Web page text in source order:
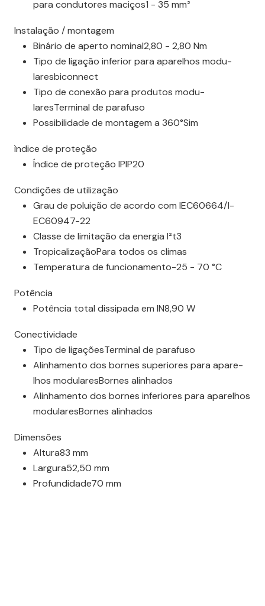
para condu­tores maciços1 - 35 mm²
Insta­lação / montagem
Binário de aperto nominal2,80 - 2,80 Nm
Tipo de ligação infe­rior para apare­lhos modu­
laresbicon­nect
Tipo de conexão para produtos modu­
laresTerminal de para­fuso
Possi­bi­li­dade de montagem a 360°Sim
ìndice de proteção
Índice de proteção IPIP20
Condi­ções de utili­zação
Grau de poluição de acordo com IEC60664/I­
EC60947-22
Classe de limi­tação da energia I²t3
Tropi­ca­li­zaçãoPara todos os climas
Tempe­ra­tura de funci­o­na­mento-25 - 70 °C
Potência
Potência total dissi­pada em IN8,90 W
Conec­ti­vi­dade
Tipo de liga­çõesTerminal de para­fuso
Alinha­mento dos bornes supe­ri­ores para apare­
lhos modu­laresBornes alinhados
Alinha­mento dos bornes infe­ri­ores para apare­lhos
modu­laresBornes alinhados
Dimen­sões
Altura83 mm
Largura52,50 mm
Profun­di­dade70 mm